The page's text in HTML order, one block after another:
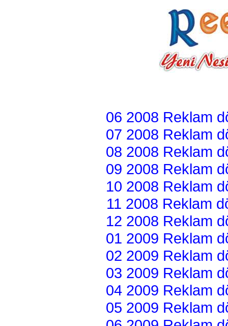
06 2008 Reklam
07 2008 Reklam
08 2008 Reklam
09 2008 Reklam
10 2008 Reklam
11 2008 Reklam
12 2008 Reklam
01 2009 Reklam
02 2009 Reklam
03 2009 Reklam
04 2009 Reklam
05 2009 Reklam